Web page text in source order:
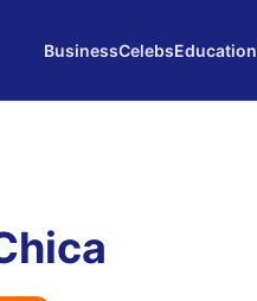
BusinessCelebsEducation